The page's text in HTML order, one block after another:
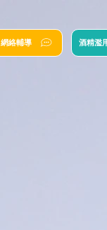
網絡輔導 酒精濫